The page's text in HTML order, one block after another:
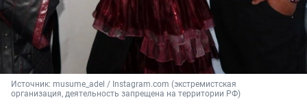
Источник: musume_adel / Instagram.com (экстремистская
организация, деятельность запрещена на территории РФ)